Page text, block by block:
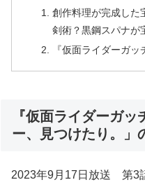
創作料理が完成した
剣術？黒鋼スパナが
『仮面ライダーガ
『仮面ライダーガ
ー、見つけたり。」
2023年9月17日放送 第3